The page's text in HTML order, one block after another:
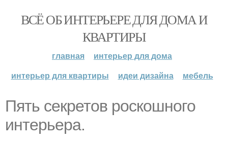
ВСЁ ОБ ИНТЕРЬЕРЕ ДЛЯ ДОМА И
КВАРТИРЫ
главная
интерьер для дома
интерьер для квартиры
идеи дизайна мебель
Пять секретов роскошного
интерьера.